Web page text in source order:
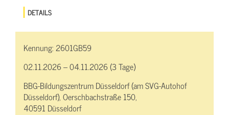
DETAILS
Kennung:2601GB59
02.11.2026 – 04.11.2026 (3 Tage)
BBG-Bildungszentrum Düsseldorf (am SVG-Autohof
Düsseldorf), Oerschbachstraße 150,
40591 Düsseldorf